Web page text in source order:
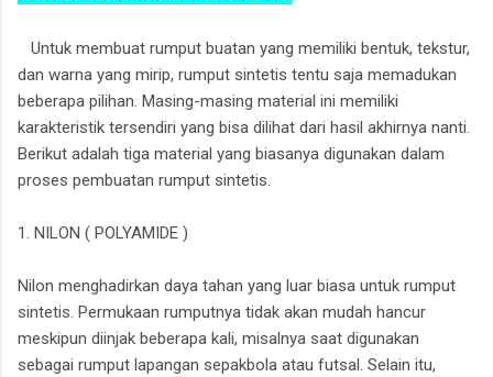
Untuk membuat rumput buatan yang memiliki bentuk, tekstur,
dan warna yang mirip, rumput sintetis tentu saja memadukan
beberapa pilihan. Masing-masing material ini memiliki
karakteristik tersendiri yang bisa dilihat dari hasil akhirnya nanti.
Berikut adalah tiga material yang biasanya digunakan dalam
proses pembuatan rumput sintetis.
1. NILON ( POLYAMIDE )
Nilon menghadirkan daya tahan yang luar biasa untuk rumput
sintetis. Permukaan rumputnya tidak akan mudah hancur
meskipun diinjak beberapa kali, misalnya saat digunakan
sebagai rumput lapangan sepakbola atau futsal. Selain itu,